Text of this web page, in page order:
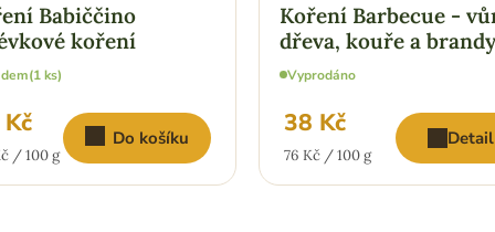
Babiččino
koření
(1 ks)
/ 100 g
Do košíku
Koření Barbecue -
dřeva, kouře a brandy
Vyprodáno
38 Kč
Měrná
76 Kč / 100 g
Detail